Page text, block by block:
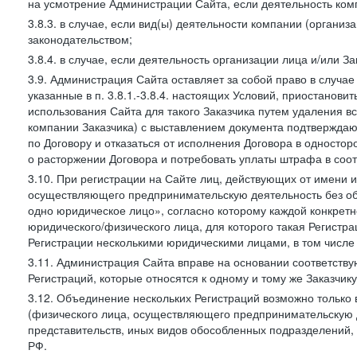
на усмотрение Администрации Сайта, если деятельность
3.8.3. в случае, если вид(ы) деятельности компании
законодательством;
3.8.4. в случае, если деятельность организации лица и/или
3.9. Администрация Сайта оставляет за собой право в
указанные в п. 3.8.1.-3.8.4. настоящих Условий,
использования Сайта для такого Заказчика путем
компании Заказчика) с выставлением документа
по Договору и отказаться от исполнения Договора в
о расторжении Договора и потребовать уплаты штрафа в
3.10. При регистрации на Сайте лиц, действующих от имени
осуществляющего предпринимательскую деятельность без
одно юридическое лицо», согласно которому каждой
юридического/физического лица, для которого такая
Регистрации несколькими юридическими лицами, в том
3.11. Администрация Сайта вправе на основании
Регистраций, которые относятся к одному и тому же
3.12. Объединение нескольких Регистраций возможно
(физического лица, осуществляющего
представительств, иных видов обособленных
РФ.